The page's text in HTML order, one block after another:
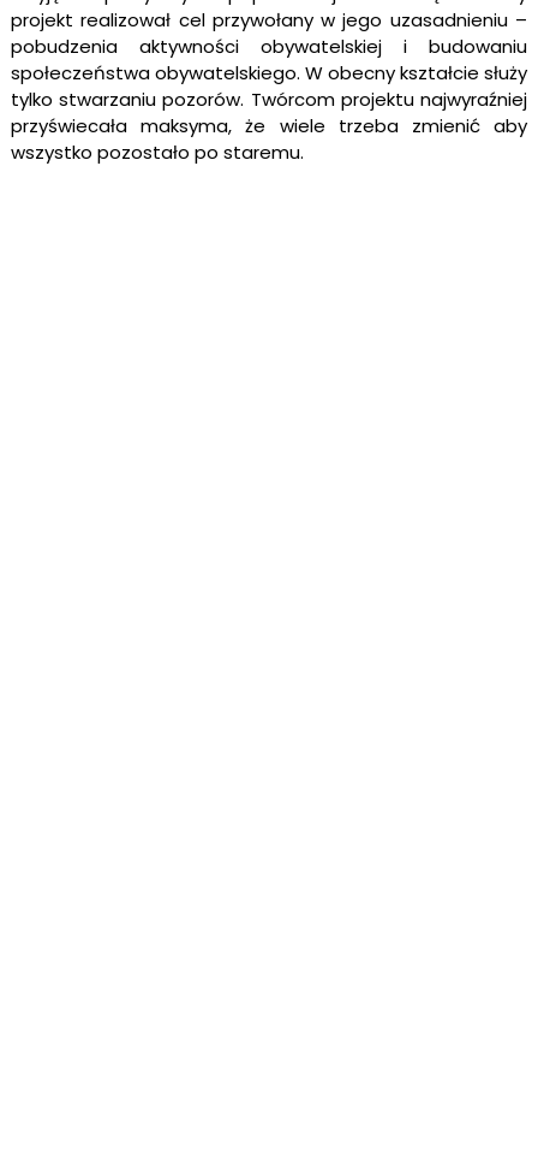
projekt realizował cel przywołany w jego uzasadnieniu –
pobudzenia aktywności obywatelskiej i budowaniu
społeczeństwa obywatelskiego. W obecny kształcie służy
tylko stwarzaniu pozorów. Twórcom projektu najwyraźniej
przyświecała maksyma, że wiele trzeba zmienić aby
wszystko pozostało po staremu.